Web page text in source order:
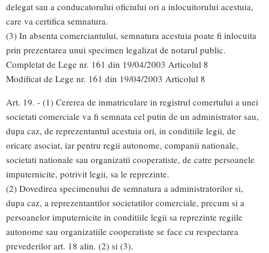
delegat sau a conducatorului oficiului ori a inlocuitorului acestuia,
care va certifica semnatura.
(3) In absenta comerciantului, semnatura acestuia poate fi inlocuita
prin prezentarea unui specimen legalizat de notarul public.
Completat de Lege nr. 161 din 19/04/2003 Articolul 8
Modificat de Lege nr. 161 din 19/04/2003 Articolul 8
Art. 19. - (1) Cererea de inmatriculare in registrul comertului a unei
societati comerciale va fi semnata cel putin de un administrator sau,
dupa caz, de reprezentantul acestuia ori, in conditiile legii, de
oricare asociat, iar pentru regii autonome, companii nationale,
societati nationale sau organizatii cooperatiste, de catre persoanele
imputernicite, potrivit legii, sa le reprezinte.
(2) Dovedirea specimenului de semnatura a administratorilor si,
dupa caz, a reprezentantilor societatilor comerciale, precum si a
persoanelor imputernicite in conditiile legii sa reprezinte regiile
autonome sau organizatiile cooperatiste se face cu respectarea
prevederilor art. 18 alin. (2) si (3).